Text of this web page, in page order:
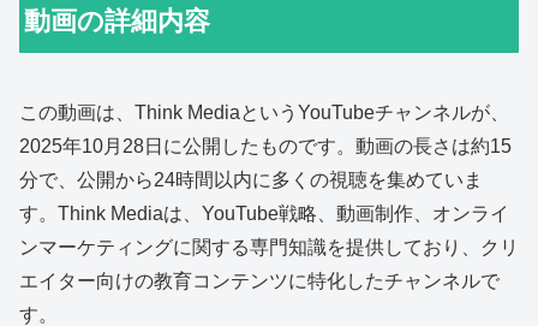
動画の詳細内容
この動画は、Think MediaというYouTubeチャンネルが、
2025年10月28日に公開したものです。動画の長さは約15
分で、公開から24時間以内に多くの視聴を集めていま
す。Think Mediaは、YouTube戦略、動画制作、オンライ
ンマーケティングに関する専門知識を提供しており、クリ
エイター向けの教育コンテンツに特化したチャンネルで
す。